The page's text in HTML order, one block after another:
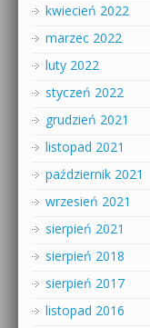
kwiecień 2022
marzec 2022
luty 2022
styczeń 2022
grudzień 2021
listopad 2021
październik 2021
wrzesień 2021
sierpień 2021
sierpień 2018
sierpień 2017
listopad 2016